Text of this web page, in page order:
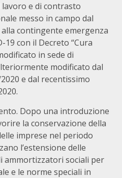
e di contrasto
messo in campo dal
contingente emergenza
19 con il Decreto “Cura
in sede di
modificato dal
e dal recentissimo
Dopo una introduzione
la conservazione della
imprese nel periodo
l’estensione delle
ammortizzatori sociali per
e le norme speciali in